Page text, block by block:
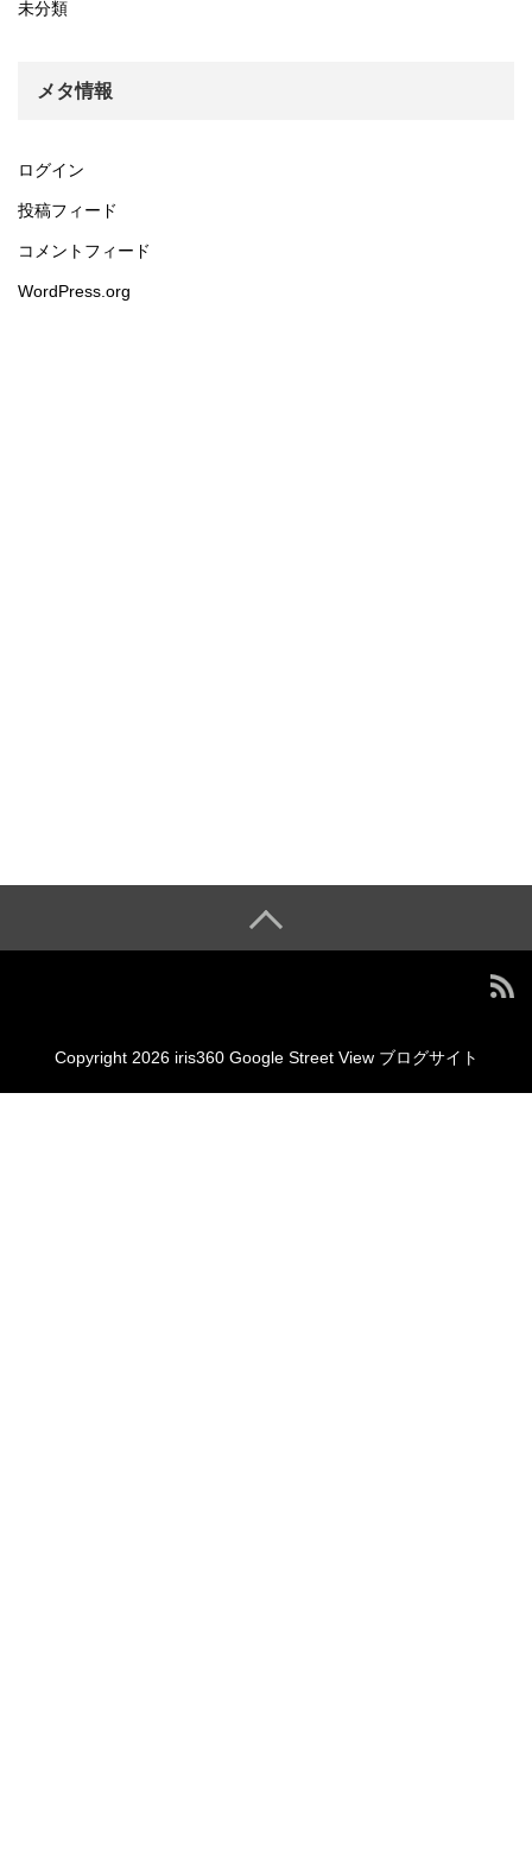
未分類
メタ情報
ログイン
投稿フィード
コメントフィード
WordPress.org
Copyright 2026 iris360 Google Street View ブログサイト